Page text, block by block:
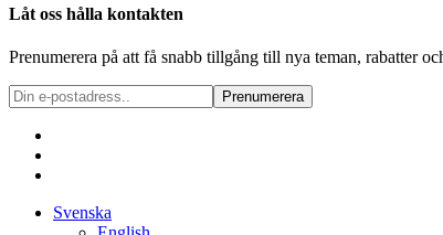
Låt oss hålla kontakten
Prenumerera på att få snabb tillgång till nya teman, rabatter
Prenumerera
Svenska